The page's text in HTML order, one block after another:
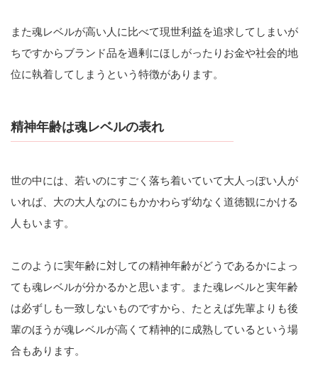
また魂レベルが高い人に比べて現世利益を追求してしまいが
ちですからブランド品を過剰にほしがったりお金や社会的地
位に執着してしまうという特徴があります。
精神年齢は魂レベルの表れ
世の中には、若いのにすごく落ち着いていて大人っぽい人が
いれば、大の大人なのにもかかわらず幼なく道徳観にかける
人もいます。
このように実年齢に対しての精神年齢がどうであるかによっ
ても魂レベルが分かるかと思います。また魂レベルと実年齢
は必ずしも一致しないものですから、たとえば先輩よりも後
輩のほうが魂レベルが高くて精神的に成熟しているという場
合もあります。